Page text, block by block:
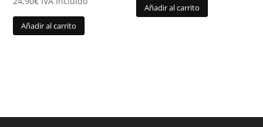
Añadir al carrito
Añadir al carrito